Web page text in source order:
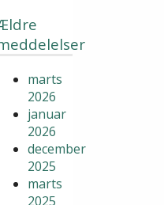
marts
2026
januar
2026
december
2025
marts
2025